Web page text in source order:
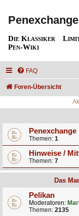
Penexchange
Die Klassiker
Pen-Wiki
FAQ
Foren-Übersicht
Themen: 1
Hinweise /
Themen: 7
Das
Pelikan
Moderatoren:
Themen: 2135